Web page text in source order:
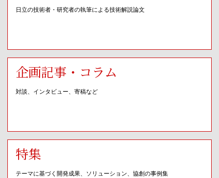
日立の技術者・研究者の執筆による技術解説論文
企画記事・コラム
対談、インタビュー、寄稿など
特集
テーマに基づく開発成果、ソリューション、協創の事例集